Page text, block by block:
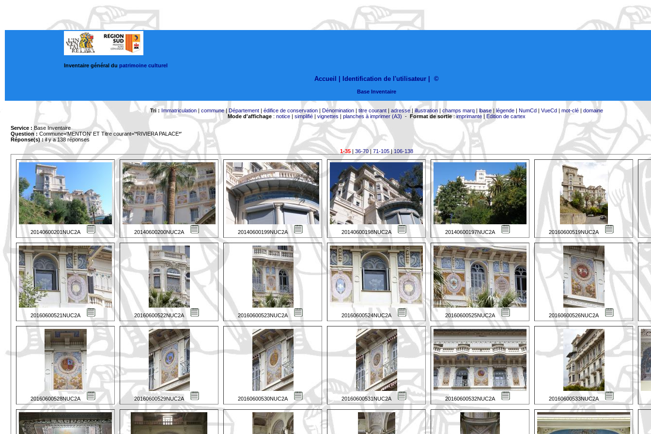
Inventaire général du patrimoine culturel
Accueil | Identification de l'utilisateur ©
Base Inventaire
Tri : Immatriculation| commune| Département| édifice de conservation| Dénomination| titre courant| adresse|illustration| champs marq| lbase| légende| NumCd| VueCd| mot-clé| domaine
Mode d'affichage: notice| simplifié| vignettes | planches à imprimer (A3) - Format de sortie:imprimante| Edition de cartex
Service : Base Inventaire
Question : Commune='MENTON' ET Titre courant='*RIVIERA PALACE*'
Réponse(s) :il y a 138 réponses
1-35| 36-70| 71-105|106-138
20140600201NUC2A 20140600200NUC2A 20140600199NUC2A 20140600198NUC2A 20140600197NUC2A 20160600519NUC2A
20160600521NUC2A 20160600522NUC2A 20160600523NUC2A 20160600524NUC2A 20160600525NUC2A 20160600526NUC2A
20160600528NUC2A 20160600529NUC2A 20160600530NUC2A 20160600531NUC2A 20160600532NUC2A 20160600533NUC2A